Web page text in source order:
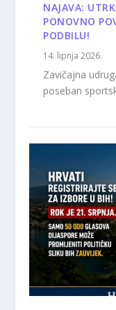
NAJAVA:
PONOVNO
PODBILU!
14. lipnja 2026.
Zavičajna
poseban